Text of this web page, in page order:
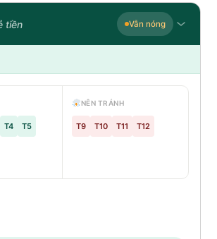
tiền Vẫn nóng
T4 T5
NÊN TRÁNH
T9 T10 T11 T12